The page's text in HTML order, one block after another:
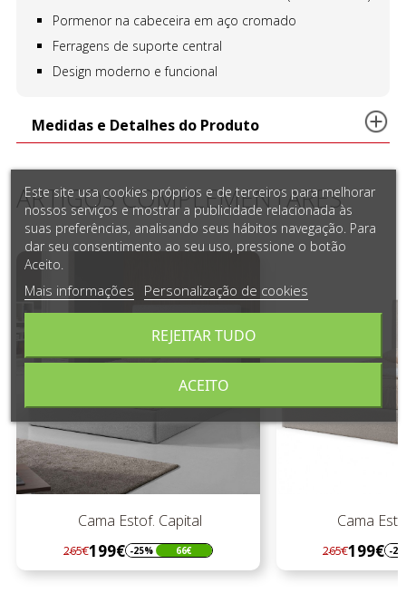
Pormenor na cabeceira em aço cromado
Ferragens de suporte central
Design moderno e funcional
Medidas e Detalhes do Produto
ARTIGOS COMPLEMENTARES
Cama Estof. Capital
Regular
preço
265€199€
Preço -25% 66€
Cama
Regular
preço
265€199€
Preço -
Este site usa cookies próprios e de terceiros para melhorar
nossos serviços e mostrar a publicidade relacionada às
suas preferências, analisando seus hábitos navegação. Para
dar seu consentimento ao seu uso, pressione o botão
Aceito.
Mais informações Personalização de cookies
REJEITAR TUDO
ACEITO